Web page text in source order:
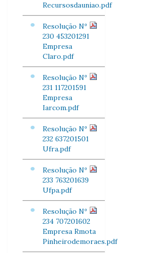
Recursosdauniao.pdf
Resolução Nº
230 453201291
Empresa
Claro.pdf
Resolução Nº
231 117201591
Empresa
Iarcom.pdf
Resolução Nº
232 637201501
Ufra.pdf
Resolução Nº
233 763201639
Ufpa.pdf
Resolução Nº
234 707201602
Empresa Rmota
Pinheirodemoraes.pdf